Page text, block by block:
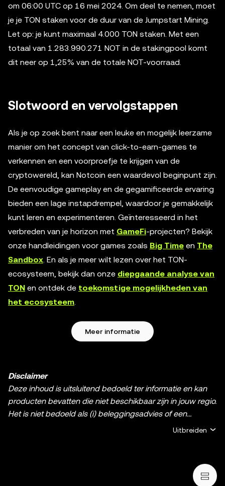
om 06:00 UTC op 16 mei 2024. Om deel te nemen, moet
je je TON staken voor de duur van de Jumpstart Mining.
Let op: je kunt maximaal 4.000 TON staken. Met een
totaal van 1.283.990.271 NOT in de stakingpool komt
dit neer op 1,25% van de totale NOT-voorraad.
Slotwoord en vervolgstappen
Als je op zoek bent naar een leuke en mogelijk leerzame
manier om het concept van click-to-earn-games te
verkennen en een voorproefje te krijgen van de
cryptowereld, kan Notcoin een waardevol beginpunt zijn.
De eenvoudige gameplay en de gegamificeerde ervaring
bieden een lage instapdrempel, waardoor je gemakkelijk
kunt leren en experimenteren. Geïnteresseerd in het
verbreden van je horizon met GameFi-projecten? Bekijk
onze handleidingen voor games zoals Big Time en The
Sandbox. En als je meer wilt lezen over het TON-
ecosysteem, bekijk dan onze diepgaande analyse van
TON en ontdek de toekomstige mogelijkheden van
het ecosysteem.
Meer informatie
Disclaimer
Deze inhoud is uitsluitend bedoeld ter informatie en kan
producten bevatten die niet beschikbaar zijn in jouw regio.
Het is niet bedoeld als (i) beleggingsadvies of een
beleggingsaanbeveling; (ii) een aanbod of verzoek om
fiscaal advies. Het bezit van crypto en digitale bezittingen,
waaronder stablecoins en NFT's, brengt een hoog risico
Uitbreiden